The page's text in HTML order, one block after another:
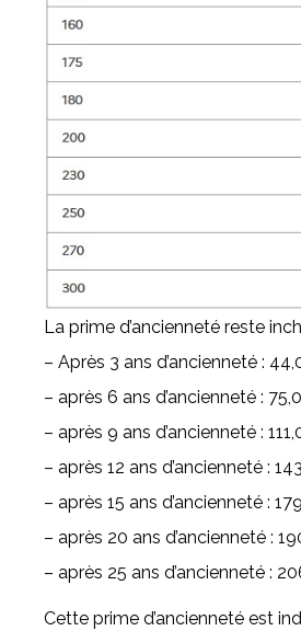
La prime d’ancienneté reste
– Après 3 ans d’ancienneté :
– après 6 ans d’ancienneté :
– après 9 ans d’ancienneté :
– après 12 ans d’ancienneté :
– après 15 ans d’ancienneté :
– après 20 ans d’ancienneté :
– après 25 ans d’ancienneté :
Cette prime d’ancienneté est